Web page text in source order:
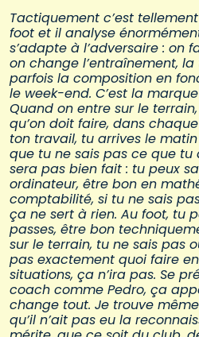
Tactiquement c’est
foot et il analyse
s’adapte à l’adversaire : on
on change l’entraînement,
parfois la composition en
le week-end. C’est la
Quand on entre sur le
qu’on doit faire, dans
ton travail, tu arrives le
que tu ne sais pas ce que tu
sera pas bien fait : tu peux
ordinateur, être bon en
comptabilité, si tu ne sais
ça ne sert à rien. Au foot, tu
passes, être bon
sur le terrain, tu ne sais pas
pas exactement quoi faire
situations, ça n’ira pas. Se
coach comme Pedro, ça
change tout. Je trouve
qu’il n’ait pas eu la